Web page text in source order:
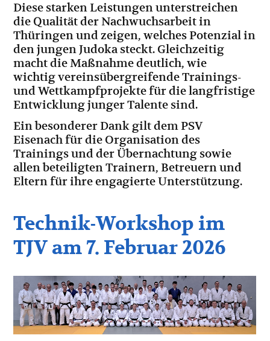
Diese starken Leistungen unterstreichen
die Qualität der Nachwuchsarbeit in
Thüringen und zeigen, welches Potenzial in
den jungen Judoka steckt. Gleichzeitig
macht die Maßnahme deutlich, wie
wichtig vereinsübergreifende Trainings-
und Wettkampfprojekte für die langfristige
Entwicklung junger Talente sind.
Ein besonderer Dank gilt dem PSV
Eisenach für die Organisation des
Trainings und der Übernachtung sowie
allen beteiligten Trainern, Betreuern und
Eltern für ihre engagierte Unterstützung.
Technik-Workshop im
TJV am 7. Februar 2026